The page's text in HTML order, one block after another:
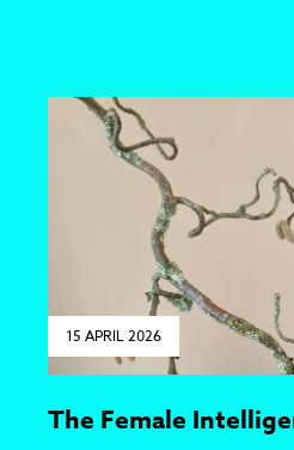
15 APRIL 2026
The Female